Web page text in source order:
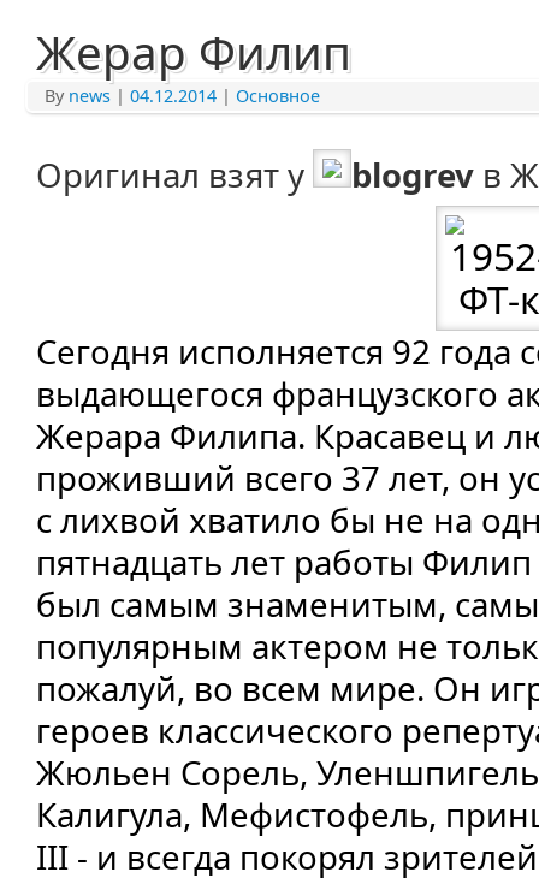
Жерар Филип
By news | 04.12.2014 | Основное
Оригинал взят у blogrev в
Сегодня исполняется 92 года
выдающегося французского
Жерара Филипа. Красавец и
проживший всего 37 лет, он
с лихвой хватило бы не на
пятнадцать лет работы
был самым знаменитым,
популярным актером не
пожалуй, во всем мире. Он
героев классического
Жюльен Сорель,
Калигула, Мефистофель,
III - и всегда покорял